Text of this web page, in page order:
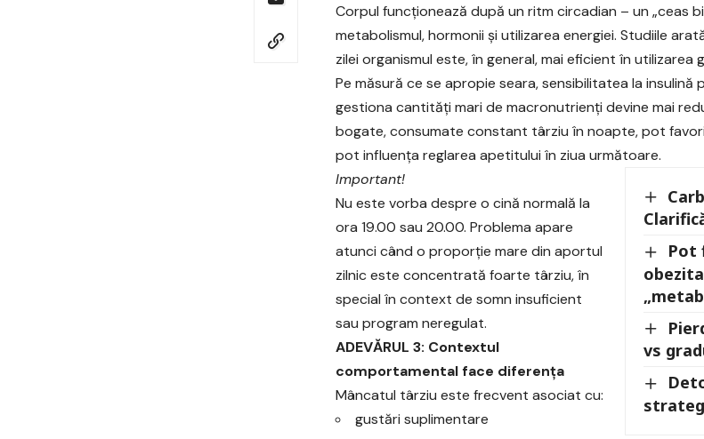
Corpul funcționează după un ritm circadian – un „ceas
metabolismul, hormonii și utilizarea energiei. Studiile
zilei organismul este, în general, mai eficient în utilizarea
Pe măsură ce se apropie seara, sensibilitatea la
gestiona cantități mari de macronutrienți devine mai
bogate, consumate constant târziu în noapte, pot
pot influența reglarea apetitului în ziua următoare.
Pot
vs
Important!
Nu este vorba despre o cină normală la
ora 19.00 sau 20.00. Problema apare
atunci când o proporție mare din aportul
zilnic este concentrată foarte târziu, în
special în context de somn insuficient
sau program neregulat.
ADEVĂRUL 3: Contextul
comportamental face diferența
Mâncatul târziu este frecvent asociat cu:
gustări suplimentare